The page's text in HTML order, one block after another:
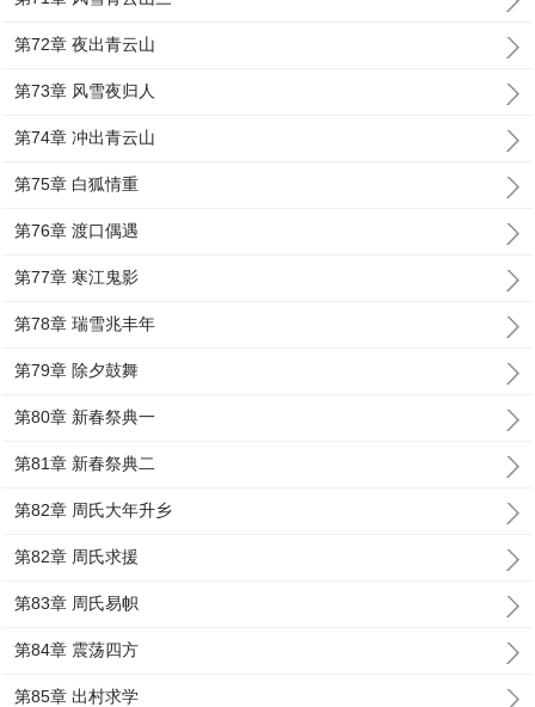
第72章 夜出青云山
第73章 风雪夜归人
第74章 冲出青云山
第75章 白狐情重
第76章 渡口偶遇
第77章 寒江鬼影
第78章 瑞雪兆丰年
第79章 除夕鼓舞
第80章 新春祭典一
第81章 新春祭典二
第82章 周氏大年升乡
第82章 周氏求援
第83章 周氏易帜
第84章 震荡四方
第85章 出村求学